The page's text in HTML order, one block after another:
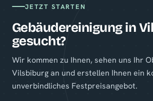
JETZT STARTEN
Gebäudereinigung in
gesucht?
Wir kommen zu Ihnen, sehen uns Ihr
Vilsbiburg an und erstellen Ihnen ein
unverbindliches Festpreisangebot.